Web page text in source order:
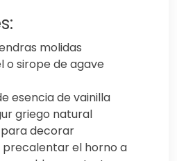
molidas
o sirope de agave
esencia de vainilla
griego natural
decorar
precalentar el horno a